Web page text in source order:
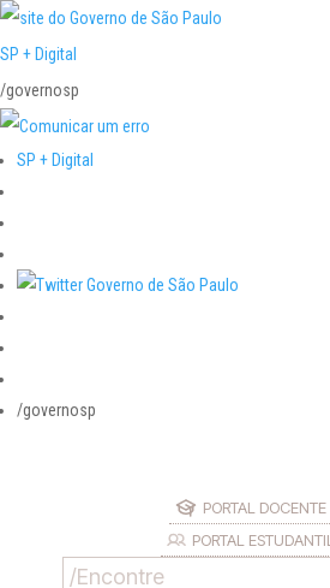
SP + Digital
/governosp
SP + Digital
/governosp
PORTAL DOCENTE
PORTAL ESTUDANTIL